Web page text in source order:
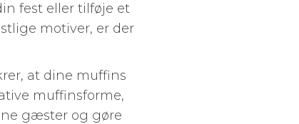
fest eller tilføje et
motiver, er der
at dine muffins
muffinsforme,
gæster og gøre